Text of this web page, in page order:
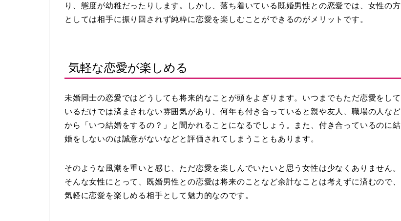
り、態度が幼稚だったりします。しかし、落ち着いている既婚男性との恋愛では、女性の方
としては相手に振り回されず純粋に恋愛を楽しむことができるのがメリットです。
気軽な恋愛が楽しめる
未婚同士の恋愛ではどうしても将来的なことが頭をよぎります。いつまでもただ恋愛をして
いるだけでは済まされない雰囲気があり、何年も付き合っていると親や友人、職場の人など
から「いつ結婚をするの？」と聞かれることになるでしょう。また、付き合っているのに結
婚をしないのは誠意がないなどと評価されてしまうこともあります。
そのような風潮を重いと感じ、ただ恋愛を楽しんでいたいと思う女性は少なくありません。
そんな女性にとって、既婚男性との恋愛は将来のことなど余計なことは考えずに済むので、
気軽に恋愛を楽しめる相手として魅力的なのです。